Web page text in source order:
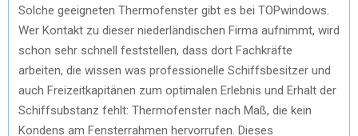
Solche geeigneten Thermofenster gibt es bei TOPwindows.
Wer Kontakt zu dieser niederländischen Firma aufnimmt, wird
schon sehr schnell feststellen, dass dort Fachkräfte
arbeiten, die wissen was professionelle Schiffsbesitzer und
auch Freizeitkapitänen zum optimalen Erlebnis und Erhalt der
Schiffsubstanz fehlt: Thermofenster nach Maß, die kein
Kondens am Fensterrahmen hervorrufen. Dieses